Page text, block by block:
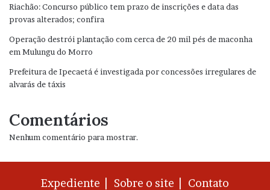
Riachão: Concurso público tem prazo de inscrições e data das
provas alterados; confira
Operação destrói plantação com cerca de 20 mil pés de maconha
em Mulungu do Morro
Prefeitura de Ipecaetá é investigada por concessões irregulares de
alvarás de táxis
Comentários
Nenhum comentário para mostrar.
Expediente | Sobre o site | Contato